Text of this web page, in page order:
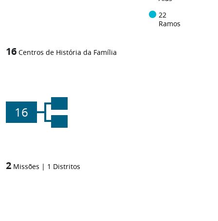
22
Ramos
16 Centros de História da Família
16
2 Missões | 1 Distritos